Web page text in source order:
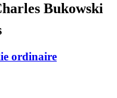
Bukowski
ordinaire